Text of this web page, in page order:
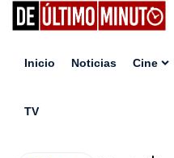
Inicio Noticias Cine
TV